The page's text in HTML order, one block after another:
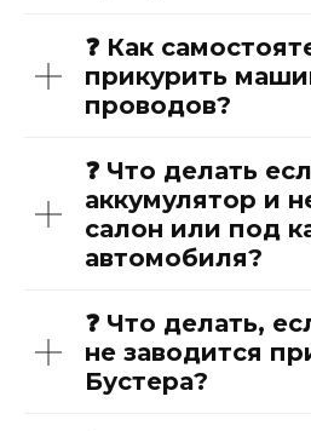
❓ Как
прикурить
проводов?
❓ Что делать
аккумулятор и
салон или под
автомобиля?
❓ Что делать,
не заводится
Бустера?